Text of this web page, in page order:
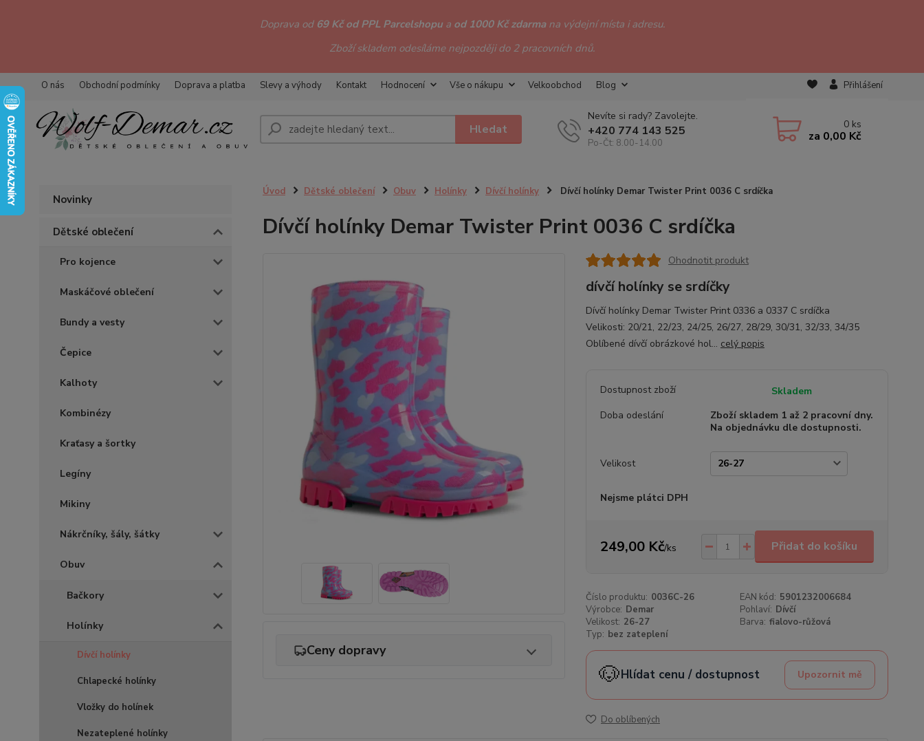
Doprava od 69 Kč od PPL Parcelshopua od 1000 Kč zdarma na výdejní místa i adresu.
Zboží skladem odesíláme nejpozději do 2 pracovních dnů.
O nás Obchodní podmínky Doprava a platba Slevy a výhody Kontakt Hodnocení Vše o nákupu Velkoobchod Blog Přihlášení
Hledat
Nevíte si rady? Zavolejte.
+420 774 143 525
Po-Čt: 8.00-14.00
0 ks
za 0,00 Kč
Novinky
Dětské oblečení
Pro kojence
Maskáčové oblečení
Bundy a vesty
Čepice
Kalhoty
Kombinézy
Kraťasy a šortky
Legíny
Mikiny
Nákrčníky, šály, šátky
Obuv
Bačkory
Holínky
Dívčí holínky
Chlapecké holínky
Vložky do holínek
Nezateplené holínky
Úvod Dětské oblečení Obuv Holínky Dívčí holínky Dívčí holínky Demar Twister Print 0036 C srdíčka
Dívčí holínky Demar Twister Print 0036 C srdíčka
Ceny dopravy
Ohodnotit produkt
dívčí holínky se srdíčky
Dívčí holínky Demar Twister Print 0336 a 0337 C srdíčka
Velikosti: 20/21, 22/23, 24/25, 26/27, 28/29, 30/31, 32/33, 34/35
Oblíbené dívčí obrázkové hol... celý popis
Dostupnost zboží
Skladem
Doba odeslání
Zboží skladem 1 až 2 pracovní dny.
Na objednávku dle dostupnosti.
Velikost
Nejsme plátci DPH
249,00 Kč/ks Přidat do košíku
Číslo produktu: 0036C-26 EAN kód: 5901232006684
Výrobce: Demar Pohlaví: Dívčí
Velikost: 26-27 Barva: fialovo-růžová
Typ: bez zateplení
🐶Hlídat cenu / dostupnost Upozornit mě
Do oblíbených